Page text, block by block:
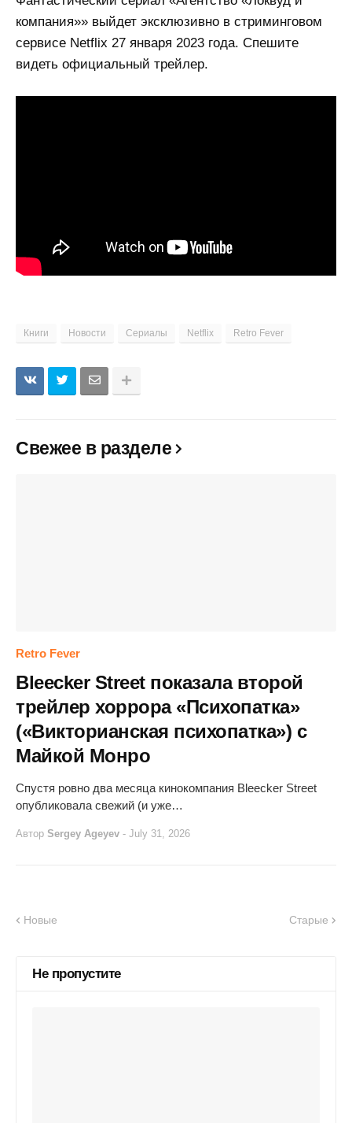
компания»» выйдет эксклюзивно в стриминговом
сервисе Netflix 27 января 2023 года. Спешите
видеть официальный трейлер.
Книги Новости Сериалы Netflix Retro Fever
Свежее в разделе
Retro Fever
Bleecker Street показала второй
трейлер хоррора «Психопатка»
(«Викторианская психопатка») с
Майкой Монро
Спустя ровно два месяца кинокомпания Bleecker Street
опубликовала свежий (и уже…
Автор Sergey Ageyev - July 31, 2026
Новые Старые
Не пропустите